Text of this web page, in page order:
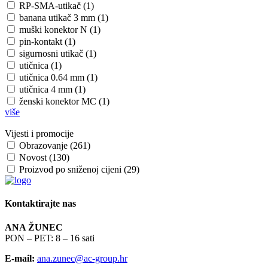
RP-SMA-utikač (1)
banana utikač 3 mm (1)
muški konektor N (1)
pin-kontakt (1)
sigurnosni utikač (1)
utičnica (1)
utičnica 0.64 mm (1)
utičnica 4 mm (1)
ženski konektor MC (1)
više
Vijesti i promocije
Obrazovanje (261)
Novost (130)
Proizvod po sniženoj cijeni (29)
Kontaktirajte nas
ANA ŽUNEC
PON – PET: 8 – 16 sati
E-mail: ana.zunec@ac-group.hr